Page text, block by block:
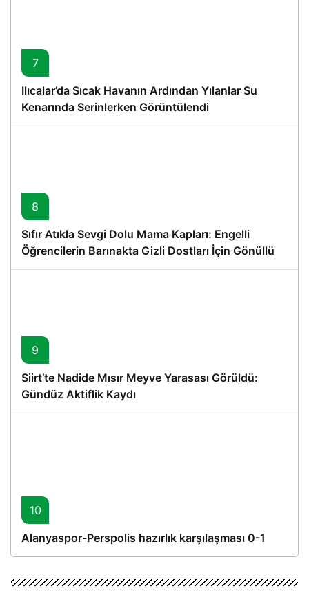
7
Ilıcalar’da Sıcak Havanın Ardından Yılanlar Su
Kenarında Serinlerken Görüntülendi
8
Sıfır Atıkla Sevgi Dolu Mama Kapları: Engelli
Öğrencilerin Barınakta Gizli Dostları İçin Gönüllü
Proje
9
Siirt’te Nadide Mısır Meyve Yarasası Görüldü:
Gündüz Aktiflik Kaydı
10
Alanyaspor-Perspolis hazırlık karşılaşması 0-1